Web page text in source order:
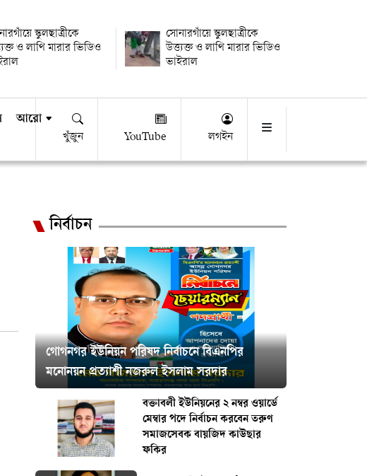
স্কুলছাত্রীকে
ও লাথি মারার ভিডিও
সোনারগাঁয়ে স্কুলছাত্রীকে
উত্ত্যক্ত ও লাথি মারার ভিডিও
ভাইরাল
আরো
খুঁজুন YouTube লগইন
নির্বাচন
গোগনগর ইউনিয়ন পরিষদ নির্বাচনে বিএনপির
মনোনয়ন প্রত্যাশী নজরুল ইসলাম সরদার
বক্তাবলী ইউনিয়নের ২ নম্বর ওয়ার্ডে
মেম্বার পদে নির্বাচন করবেন তরুণ
সমাজসেবক বায়জিদ কাউছার
ফকির